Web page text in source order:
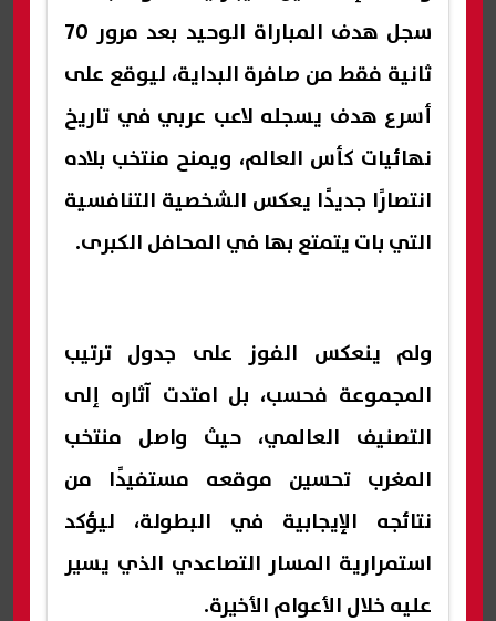
سجل هدف المباراة الوحيد بعد مرور 70
ثانية فقط من صافرة البداية، ليوقع على
أسرع هدف يسجله لاعب عربي في تاريخ
نهائيات كأس العالم، ويمنح منتخب بلاده
انتصارًا جديدًا يعكس الشخصية التنافسية
التي بات يتمتع بها في المحافل الكبرى.
ولم ينعكس الفوز على جدول ترتيب
المجموعة فحسب، بل امتدت آثاره إلى
التصنيف العالمي، حيث واصل منتخب
المغرب تحسين موقعه مستفيدًا من
نتائجه الإيجابية في البطولة، ليؤكد
استمرارية المسار التصاعدي الذي يسير
عليه خلال الأعوام الأخيرة.